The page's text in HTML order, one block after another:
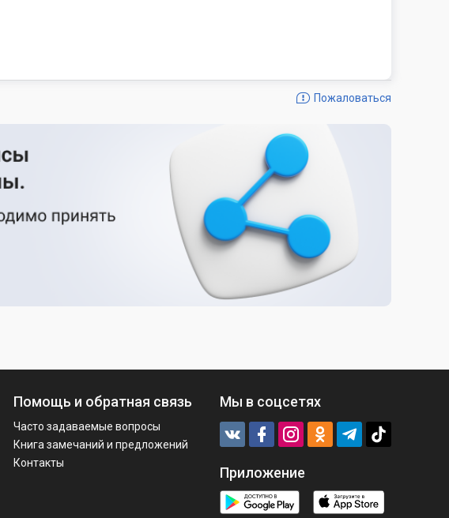
Пожаловаться
Помощь и обратная связь
Часто задаваемые вопросы
Книга замечаний и предложений
Контакты
Мы в соцсетях
Приложение